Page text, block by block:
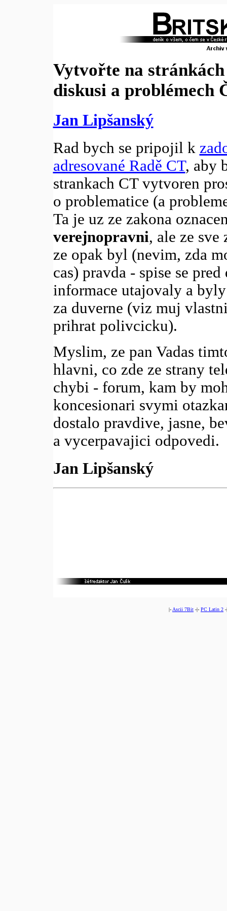
Vytvořte na
diskusi a problémech
Jan Lipšanský
Rad bych se pripojil k
adresované Radě CT, aby
strankach CT vytvoren
o problematice (a
Ta je uz ze zakona
verejnopravni, ale ze sve
ze opak byl (nevim, zda
cas) pravda - spise se
informace utajovaly a
za duverne (viz muj
prihrat polivcicku).
Myslim, ze pan Vadas
hlavni, co zde ze strany
chybi - forum, kam by
koncesionari svymi
dostalo pravdive, jasne,
a vycerpavajici odpovedi.
Jan Lipšanský
|- Ascii 7Bit -|- PC Latin 2